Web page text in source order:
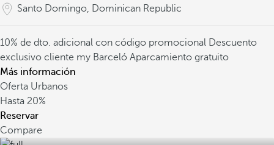
Santo Domingo, Dominican Republic
10% de dto. adicional con código promocional Descuento
exclusivo cliente my Barceló Aparcamiento gratuito
Más información
Oferta Urbanos
Hasta 20%
Reservar
Compare